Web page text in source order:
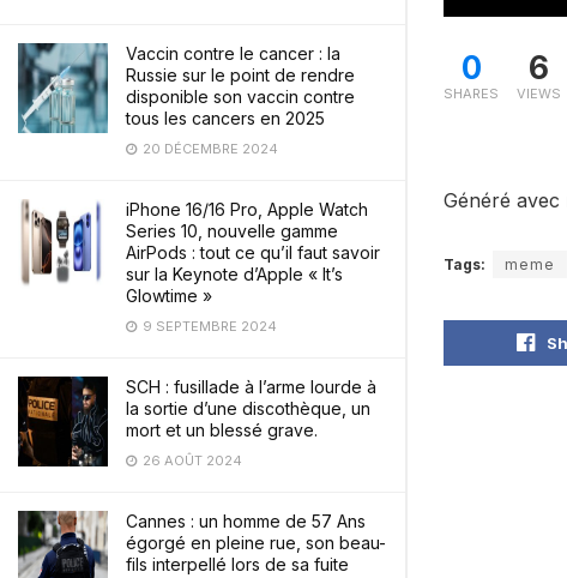
Vaccin contre le cancer : la
Russie sur le point de rendre
disponible son vaccin contre
tous les cancers en 2025
20 DÉCEMBRE 2024
iPhone 16/16 Pro, Apple Watch
Series 10, nouvelle gamme
AirPods : tout ce qu’il faut savoir
sur la Keynote d’Apple « It’s
Glowtime »
9 SEPTEMBRE 2024
SCH : fusillade à l’arme lourde à
la sortie d’une discothèque, un
mort et un blessé grave.
26 AOÛT 2024
Cannes : un homme de 57 Ans
égorgé en pleine rue, son beau-
fils interpellé lors de sa fuite
0
SHARES
6
VIEWS
Généré avec
Tags: meme